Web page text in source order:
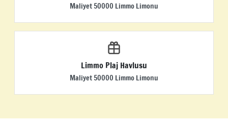
Maliyet 50000 Limmo Limonu
Limmo Plaj Havlusu
Maliyet 50000 Limmo Limonu